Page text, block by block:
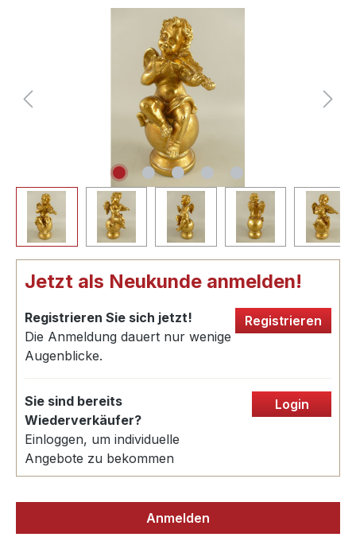
Jetzt als Neukunde anmelden!
Registrieren Sie sich jetzt!
Die Anmeldung dauert nur wenige
Augenblicke.
Registrieren
Sie sind bereits
Wiederverkäufer?
Einloggen, um individuelle
Angebote zu bekommen
Login
Anmelden